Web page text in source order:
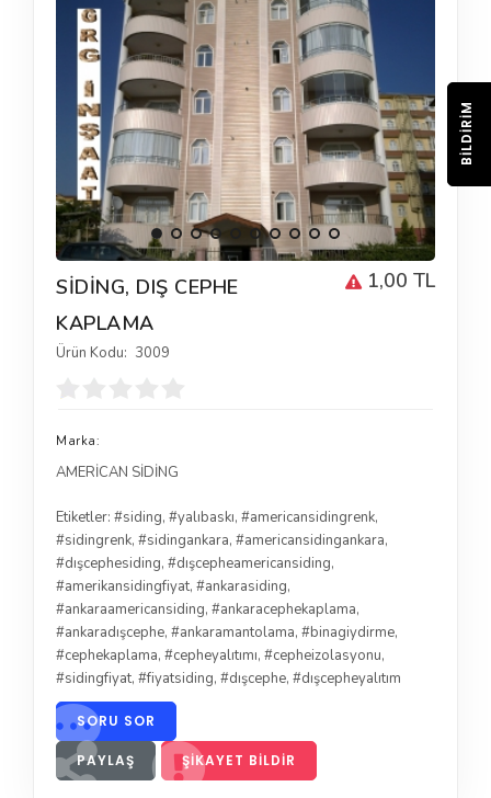
1,00 TL
SİDİNG, DIŞ CEPHE
KAPLAMA
Ürün Kodu: 3009
Marka:
AMERİCAN SİDİNG
Etiketler: #siding, #yalıbaskı, #americansidingrenk,
#sidingrenk, #sidingankara, #americansidingankara,
#dışcephesiding, #dışcepheamericansiding,
#amerikansidingfiyat, #ankarasiding,
#ankaraamericansiding, #ankaracephekaplama,
#ankaradışcephe, #ankaramantolama, #binagiydirme,
#cephekaplama, #cepheyalıtımı, #cepheizolasyonu,
#sidingfiyat, #fiyatsiding, #dışcephe, #dışcepheyalıtım
SORU SOR
PAYLAŞ ŞIKAYET BILDIR
BILDIRIM